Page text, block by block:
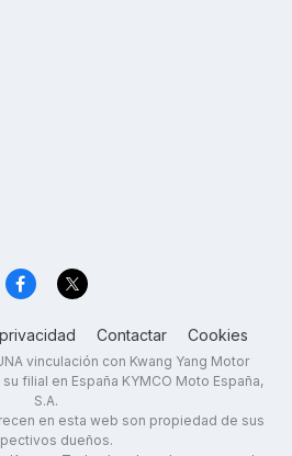
Contactar Cookies
vinculación con Kwang Yang Motor
filial en España KYMCO Moto España,
S.A.
en esta web son propiedad de sus
dueños.